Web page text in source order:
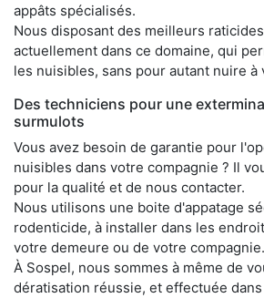
appâts spécialisés.
Nous disposant des meilleurs
actuellement dans ce domaine, qui
les nuisibles, sans pour autant nuire à
Des techniciens pour une
surmulots
Vous avez besoin de garantie pour
nuisibles dans votre compagnie ? Il
pour la qualité et de nous contacter.
Nous utilisons une boite d'appatage
rodenticide, à installer dans les
votre demeure ou de votre compagnie.
À Sospel, nous sommes à même de
dératisation réussie, et effectuée